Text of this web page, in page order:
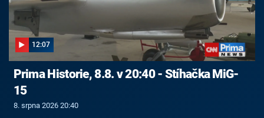
12:07
Prima Historie, 8.8. v 20:40 - Stíhačka MiG-
15
8. srpna 2026 20:40